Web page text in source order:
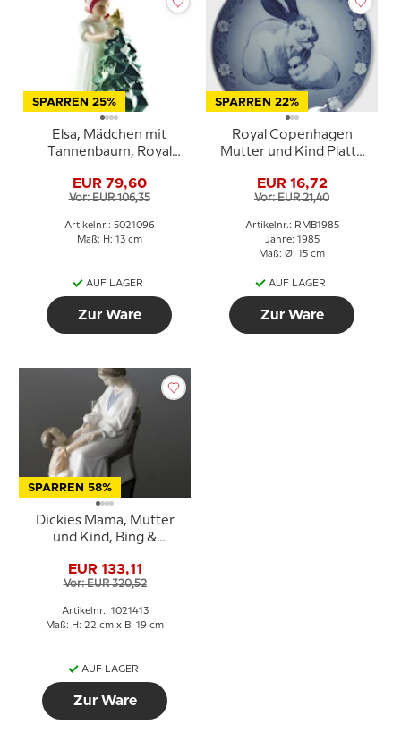
SPARREN 25%
Elsa, Mädchen mit
Tannenbaum, Royal
096
EUR 79,60
Vor: EUR 106,35
Artikelnr.: 5021096
Maß: H: 13 cm
AUF LAGER
Zur Ware
SPARREN 22%
Royal Copenhagen
Mutter und Kind Platte
Jungen
EUR 16,72
Vor: EUR 21,40
Artikelnr.: RMB1985
Jahre: 1985
Maß: Ø: 15 cm
AUF LAGER
Zur Ware
SPARREN 58%
Dickies Mama, Mutter
und Kind, Bing &
oder 413
EUR 133,11
Vor: EUR 320,52
Artikelnr.: 1021413
Maß: H: 22 cm x B: 19 cm
AUF LAGER
Zur Ware